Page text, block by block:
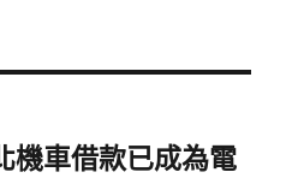
機車借款已成為電